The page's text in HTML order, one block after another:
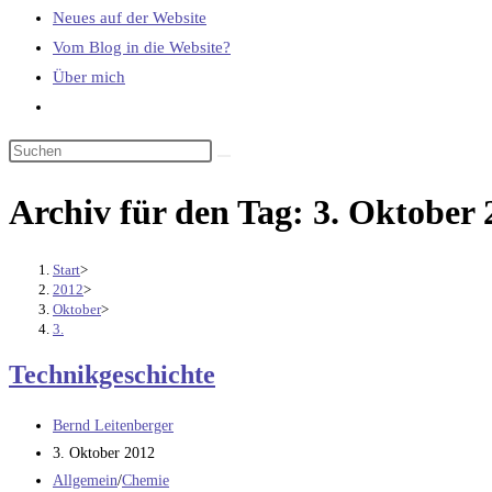
Neues auf der Website
Vom Blog in die Website?
Über mich
umschalten
Archiv für den Tag: 3. Oktober
Start>
2012>
Oktober>
3.
Technikgeschichte
Beitrags-
Autor:
Bernd Leitenberger
Beitrag
veröffentlicht:
3. Oktober 2012
Beitrags-
Allgemein/Chemie